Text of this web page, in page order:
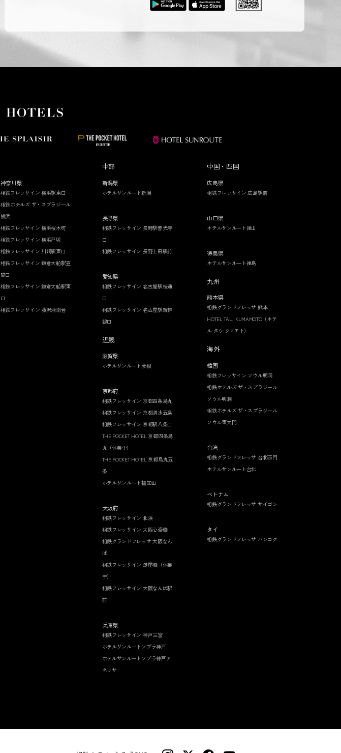
神奈川県
相鉄フレッサイン 横浜駅東口
相鉄ホテルズ ザ・スプラジール
横浜
相鉄フレッサイン 横浜桜木町
相鉄フレッサイン 横浜戸塚
相鉄フレッサイン 川崎駅東口
相鉄フレッサイン 鎌倉大船駅笠
間口
相鉄フレッサイン 鎌倉大船駅東
口
相鉄フレッサイン 藤沢湘南台
中部
新潟県
ホテルサンルート新潟
長野県
相鉄フレッサイン 長野駅善光寺
口
相鉄フレッサイン 長野上田駅前
愛知県
相鉄フレッサイン 名古屋駅桜通
口
相鉄フレッサイン 名古屋駅新幹
線口
近畿
滋賀県
ホテルサンルート彦根
京都府
相鉄フレッサイン 京都四条烏丸
相鉄フレッサイン 京都清水五条
相鉄フレッサイン 京都駅八条口
THE POCKET HOTEL 京都四条烏
丸（休業中）
THE POCKET HOTEL 京都烏丸五
条
ホテルサンルート福知山
大阪府
相鉄フレッサイン 北浜
相鉄フレッサイン 大阪心斎橋
相鉄グランドフレッサ 大阪なん
ば
相鉄フレッサイン 淀屋橋（休業
中）
相鉄フレッサイン 大阪なんば駅
前
兵庫県
相鉄フレッサイン 神戸三宮
ホテルサンルートソプラ神戸
ホテルサンルートソプラ神戸ア
ネッサ
中国・四国
広島県
相鉄フレッサイン 広島駅前
山口県
ホテルサンルート徳山
徳島県
ホテルサンルート徳島
九州
熊本県
相鉄グランドフレッサ 熊本
HOTEL TAU, KUMAMOTO（ホテ
ル タウ クマモト）
海外
韓国
相鉄フレッサイン ソウル明洞
相鉄ホテルズ ザ・スプラジール
ソウル明洞
相鉄ホテルズ ザ・スプラジール
ソウル東大門
台湾
相鉄グランドフレッサ 台北西門
ホテルサンルート台北
ベトナム
相鉄グランドフレッサ サイゴン
タイ
相鉄グランドフレッサ バンコク